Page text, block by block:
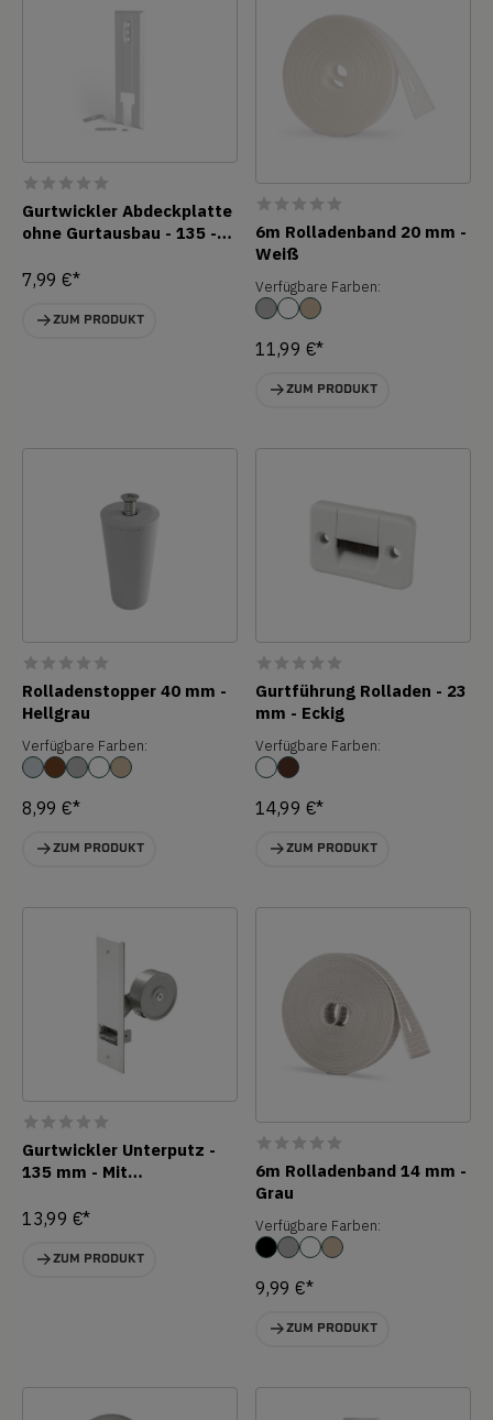
Gurtwickler Abdeckplatte
ohne Gurtausbau - 135 -
7,99 €*
ZUM PRODUKT
6m Rolladenband 20 mm -
Weiß
Verfügbare Farben:
11,99 €*
ZUM PRODUKT
Rolladenstopper 40 mm -
Hellgrau
Verfügbare Farben:
8,99 €*
ZUM PRODUKT
Gurtführung Rolladen - 23
mm - Eckig
Verfügbare Farben:
14,99 €*
ZUM PRODUKT
Gurtwickler Unterputz -
135 mm - Mit
13,99 €*
ZUM PRODUKT
6m Rolladenband 14 mm -
Grau
Verfügbare Farben:
9,99 €*
ZUM PRODUKT